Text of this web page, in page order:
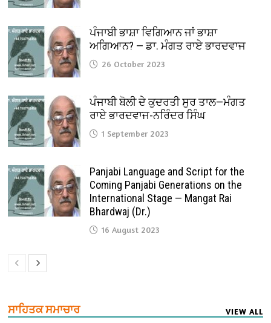
ਪੰਜਾਬੀ ਭਾਸ਼ਾ ਵਿਗਿਆਨ ਜਾਂ ਭਾਸ਼ਾ
ਅਗਿਆਨ? — ਡਾ. ਮੰਗਤ ਰਾਏ ਭਾਰਦਵਾਜ
26 October 2023
ਪੰਜਾਬੀ ਬੋਲੀ ਦੇ ਕੁਦਰਤੀ ਸੁਰ ਤਾਲ—ਮੰਗਤ
ਰਾਏ ਭਾਰਦਵਾਜ-ਨਰਿੰਦਰ ਸਿੰਘ
1 September 2023
Panjabi Language and Script for the
Coming Panjabi Generations on the
International Stage — Mangat Rai
Bhardwaj (Dr.)
16 August 2023
ਸਾਹਿਤਕ ਸਮਾਚਾਰ VIEW ALL